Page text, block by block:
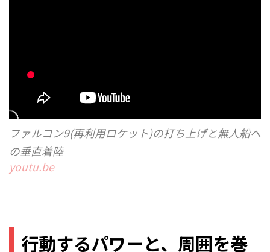
ファルコン9(再利用ロケット)の打ち上げと無人船へ
の垂直着陸
youtu.be
行動するパワーと、周囲を巻